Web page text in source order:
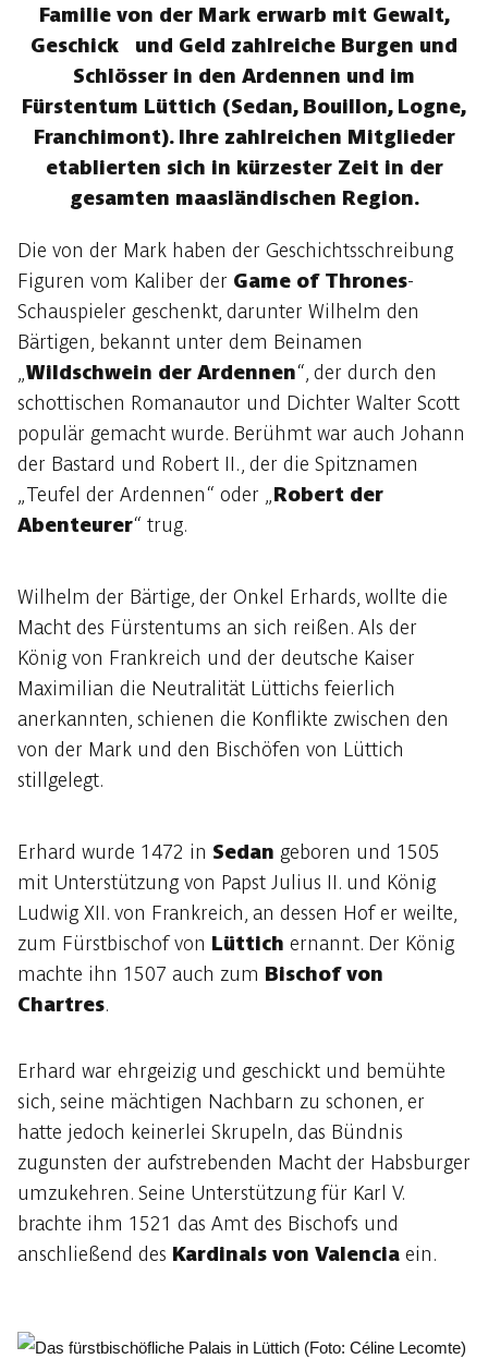
Familie von der Mark erwarb mit Gewalt,
Geschick und Geld zahlreiche Burgen und
Schlösser in den Ardennen und im
Fürstentum Lüttich (Sedan, Bouillon, Logne,
Franchimont). Ihre zahlreichen Mitglieder
etablierten sich in kürzester Zeit in der
gesamten maasländischen Region.
Die von der Mark haben der Geschichtsschreibung
Figuren vom Kaliber der Game of Thrones-
Schauspieler geschenkt, darunter Wilhelm den
Bärtigen, bekannt unter dem Beinamen
Wildschwein der Ardennen“, der durch den
schottischen Romanautor und Dichter Walter Scott
populär gemacht wurde. Berühmt war auch Johann
der Bastard und Robert II., der die Spitznamen
„Teufel der Ardennen“ oder „ Robert der
Abenteurer“ trug.
Wilhelm der Bärtige, der Onkel Erhards, wollte die
Macht des Fürstentums an sich reißen. Als der
König von Frankreich und der deutsche Kaiser
Maximilian die Neutralität Lüttichs feierlich
anerkannten, schienen die Konflikte zwischen den
von der Mark und den Bischöfen von Lüttich
stillgelegt.
Erhard wurde 1472 in Sedan geboren und 1505
mit Unterstützung von Papst Julius II. und König
Ludwig XII. von Frankreich, an dessen Hof er weilte,
zum Fürstbischof von Lüttich ernannt. Der König
machte ihn 1507 auch zum Bischof von
Chartres.
Erhard war ehrgeizig und geschickt und bemühte
sich, seine mächtigen Nachbarn zu schonen, er
hatte jedoch keinerlei Skrupeln, das Bündnis
zugunsten der aufstrebenden Macht der Habsburger
umzukehren. Seine Unterstützung für Karl V.
brachte ihm 1521 das Amt des Bischofs und
anschließend des Kardinals von Valencia ein.